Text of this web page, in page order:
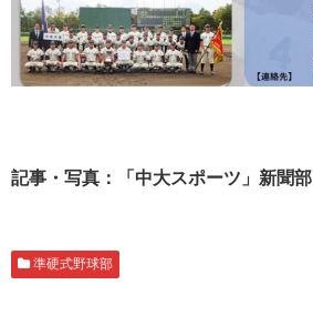
記事・写真：「中大スポーツ」新聞部
準硬式野球部